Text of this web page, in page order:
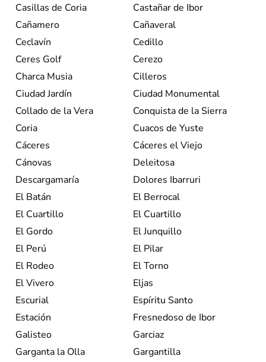
Casillas de Coria
Castañar de Ibor
Cañamero
Cañaveral
Ceclavín
Cedillo
Ceres Golf
Cerezo
Charca Musia
Cilleros
Ciudad Jardín
Ciudad Monumental
Collado de la Vera
Conquista de la Sierra
Coria
Cuacos de Yuste
Cáceres
Cáceres el Viejo
Cánovas
Deleitosa
Descargamaría
Dolores Ibarruri
El Batán
El Berrocal
El Cuartillo
El Cuartillo
El Gordo
El Junquillo
El Perú
El Pilar
El Rodeo
El Torno
El Vivero
Eljas
Escurial
Espíritu Santo
Estación
Fresnedoso de Ibor
Galisteo
Garciaz
Garganta la Olla
Gargantilla